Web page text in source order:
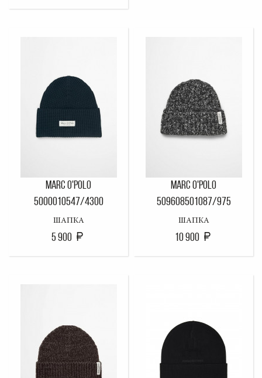
MARC O'POLO
5000010547/4300
ШАПКА
5 900
MARC O'POLO
509608501087/975
ШАПКА
10 900